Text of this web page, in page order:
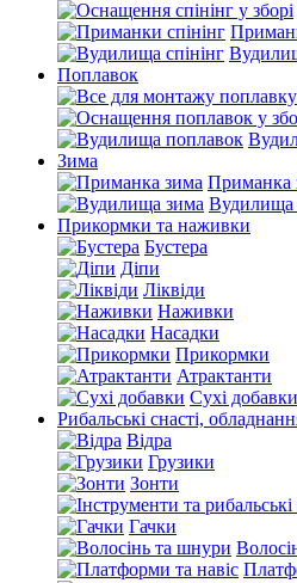
Поплавок
Зима
Приманка
Вудилища
Прикормки та наживки
Бустера
Діпи
Ліквіди
Наживки
Насадки
Прикормки
Атрактанти
Сухі добавки
Рибальські снасті,
Відра
Грузики
Зонти
Гачки